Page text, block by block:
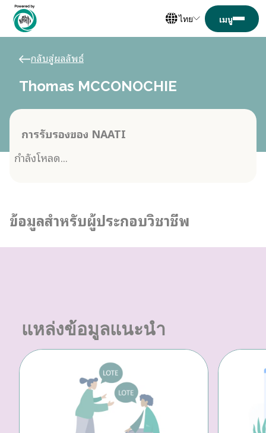
ไทย
กลับสู่ผลลัพธ์
Thomas MCCONOCHIE
การรับรองของ NAATI
กำลังโหลด...
ข้อมูลสำหรับผู้ประกอบวิชาชีพ
แหล่งข้อมูลแนะนำ